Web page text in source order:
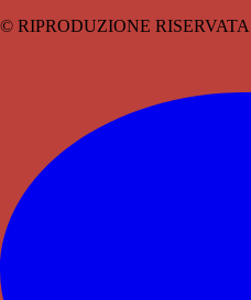
© RIPRODUZIONE RISERVATA